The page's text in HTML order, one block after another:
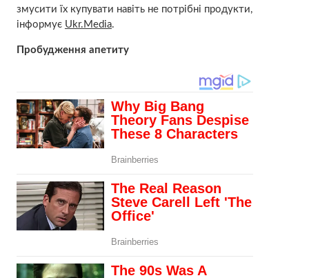
змусити їх купувати навіть не потрібні продукти,
інформує Ukr.Media.
Пробудження апетиту